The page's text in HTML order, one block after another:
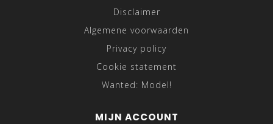
Disclaimer
Algemene voorwaarden
Privacy policy
Cookie statement
Wanted: Model!
MIJN ACCOUNT